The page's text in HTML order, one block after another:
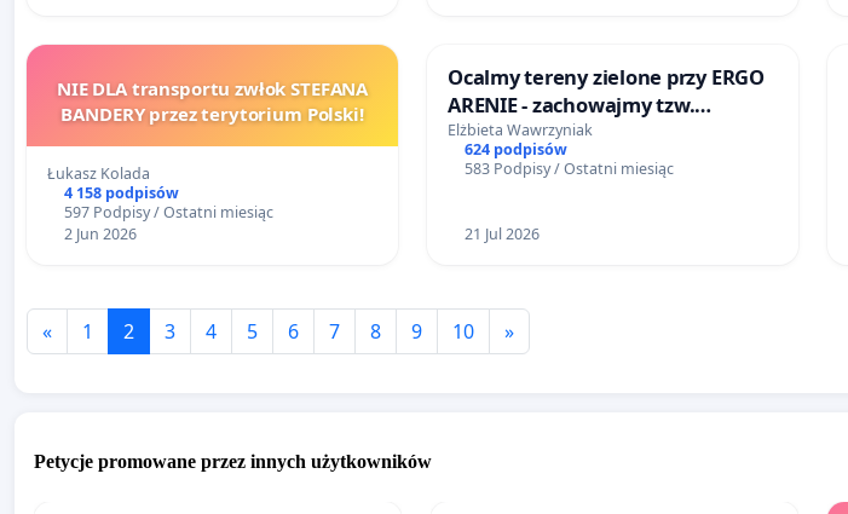
NIE DLA transportu zwłok STEFANA
BANDERY przez terytorium Polski!
Łukasz Kolada
4 158 podpisów
597 Podpisy / Ostatni miesiąc
2 Jun 2026
Ocalmy tereny zielone przy ERGO
ARENIE - zachowajmy tzw.
trzcinowisko i ROD „Oaza” na
granicy Sopotu i Gdańska
Elżbieta Wawrzyniak
624 podpisów
583 Podpisy / Ostatni miesiąc
21 Jul 2026
« 1 2 3 4 5 6 7 8 9 10 »
Petycje promowane przez innych użytkowników